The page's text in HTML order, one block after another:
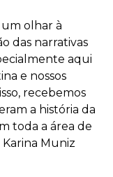
um olhar à
das narrativas
aqui
e nossos
recebemos
a história da
toda a área de
Karina Muniz